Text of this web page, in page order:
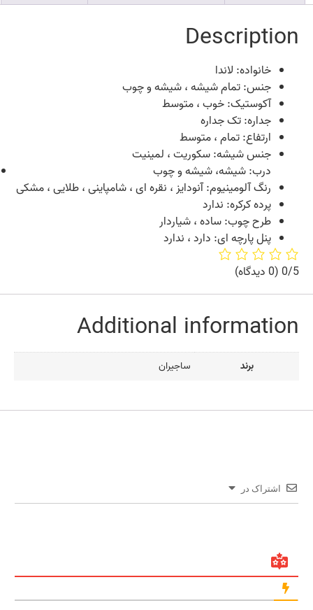
Description
خانواده: لاندا
جنس: تمام شیشه ، شیشه و چوب
آکوستیک: خوب ، متوسط
جداره: تک جداره
ارتفاع: تمام ، متوسط
جنس شیشه: سکوریت ، لمینیت
درب: شیشه، شیشه و چوب
رنگ آلومینیوم: آنودایز ، نقره ای ، شامپاینی ، طلایی ، مشکی
پرده کرکره: ندارد
طرح چوب: ساده ، شیاردار
پنل پارچه ای: دارد ، ندارد
0/5 (0 دیدگاه)
Additional information
برند ساجیران
اشتراک در